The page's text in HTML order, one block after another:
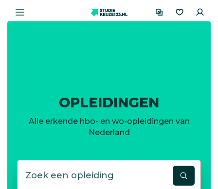
OPLEIDINGEN
Alle erkende hbo- en wo-opleidingen van
Nederland
Zoek